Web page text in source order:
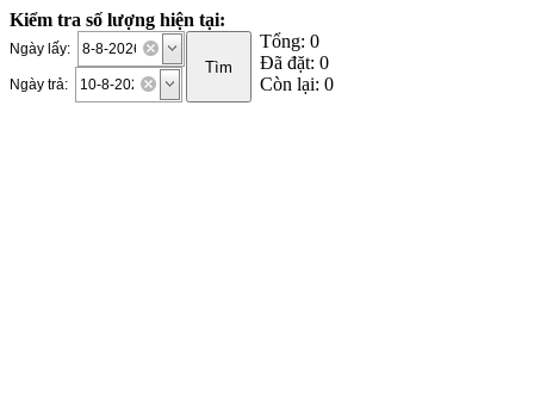
Kiểm tra số lượng hiện tại:
Ngày lấy:
Ngày trả:
Tổng: 0
Đã đặt: 0
Còn lại: 0